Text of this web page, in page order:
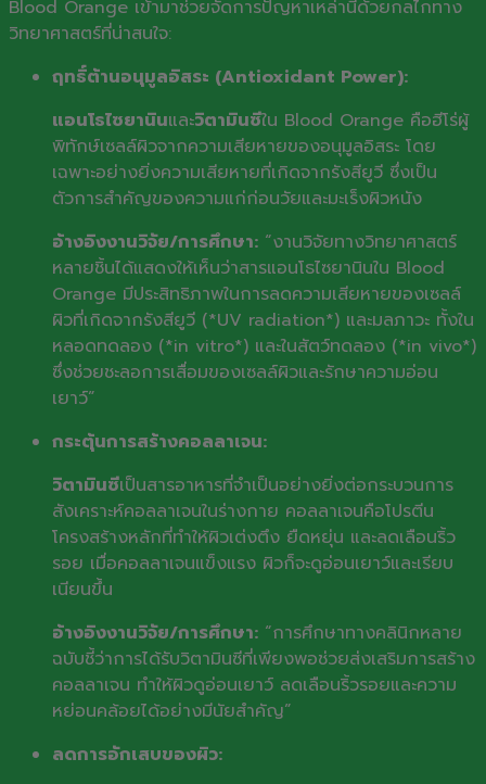
Blood Orange เข้ามาช่วยจัดการปัญหาเหล่านี้ด้วยกลไกทาง
วิทยาศาสตร์ที่น่าสนใจ:
ฤทธิ์ต้านอนุมูลอิสระ (Antioxidant Power):
แอนโธไซยานินและวิตามินซีใน Blood Orange คือฮีโร่ผู้
พิทักษ์เซลล์ผิวจากความเสียหายของอนุมูลอิสระ โดย
เฉพาะอย่างยิ่งความเสียหายที่เกิดจากรังสียูวี ซึ่งเป็น
ตัวการสำคัญของความแก่ก่อนวัยและมะเร็งผิวหนัง
อ้างอิงงานวิจัย/การศึกษา: “งานวิจัยทางวิทยาศาสตร์
หลายชิ้นได้แสดงให้เห็นว่าสารแอนโธไซยานินใน Blood
Orange มีประสิทธิภาพในการลดความเสียหายของเซลล์
ผิวที่เกิดจากรังสียูวี (*UV radiation*) และมลภาวะ ทั้งใน
หลอดทดลอง (*in vitro*) และในสัตว์ทดลอง (*in vivo*)
ซึ่งช่วยชะลอการเสื่อมของเซลล์ผิวและรักษาความอ่อน
เยาว์”
กระตุ้นการสร้างคอลลาเจน:
วิตามินซีเป็นสารอาหารที่จำเป็นอย่างยิ่งต่อกระบวนการ
สังเคราะห์คอลลาเจนในร่างกาย คอลลาเจนคือโปรตีน
โครงสร้างหลักที่ทำให้ผิวเต่งตึง ยืดหยุ่น และลดเลือนริ้ว
รอย เมื่อคอลลาเจนแข็งแรง ผิวก็จะดูอ่อนเยาว์และเรียบ
เนียนขึ้น
อ้างอิงงานวิจัย/การศึกษา: “การศึกษาทางคลินิกหลาย
ฉบับชี้ว่าการได้รับวิตามินซีที่เพียงพอช่วยส่งเสริมการสร้าง
คอลลาเจน ทำให้ผิวดูอ่อนเยาว์ ลดเลือนริ้วรอยและความ
หย่อนคล้อยได้อย่างมีนัยสำคัญ”
ลดการอักเสบของผิว: